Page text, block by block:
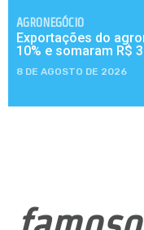
AGRONEGÓCIO
Exportações do
10% e somaram R$
8 DE AGOSTO DE 2026